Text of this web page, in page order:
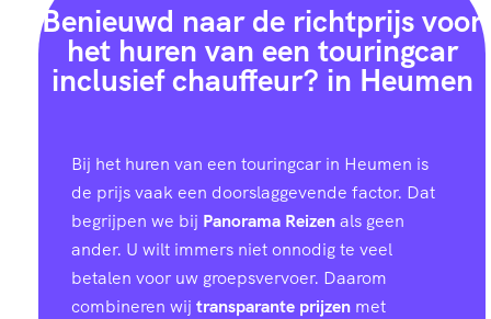
Benieuwd naar de richtprijs voor
het huren van een touringcar
inclusief chauffeur? in Heumen
Bij het huren van een touringcar in Heumen is
de prijs vaak een doorslaggevende factor. Dat
begrijpen we bij Panorama Reizenals geen
ander. U wilt immers niet onnodig te veel
betalen voor uw groepsvervoer. Daarom
combineren wij transparante prijzen met